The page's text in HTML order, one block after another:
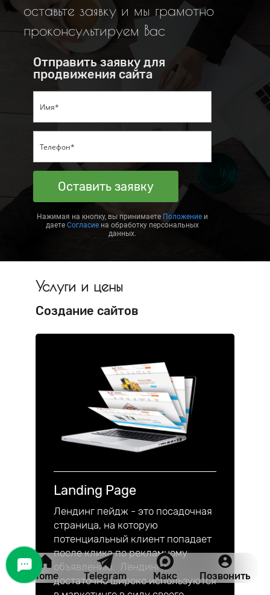
оставьте заявку и мы грамотно
проконсультируем Вас
Отправить заявку для
продвижения сайта
Оставить заявку
Нажимая на кнопку, вы принимаете Положение и
даете Согласие на обработку персональных
данных.
Услуги и цены
Создание сайтов
Landing Page
Лендинг пейдж - это посадочная
страница, на которую
потенциальный клиент попадает
после клика по рекламному
объявлению. Лендинги
достаточно широко используются
Home Telegram Макс Позвонить